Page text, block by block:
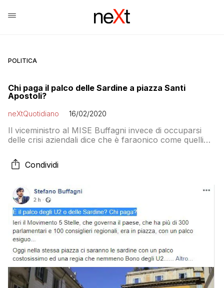
POLITICA
Chi paga il palco delle Sardine a piazza Santi
Apostoli?
neXtQuotidiano 16/02/2020
Il viceministro al MISE Buffagni invece di occuparsi
delle crisi aziendali dice che è faraonico come quelli
un’altra, ovviamente
Condividi